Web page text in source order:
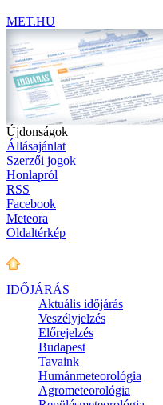
MET.HU
Újdonságok
Állásajánlat
Szerzői jogok
Honlapról
RSS
Facebook
Meteora
Oldaltérkép
IDŐJÁRÁS
Aktuális időjárás
Veszélyjelzés
Előrejelzés
Budapest
Tavaink
Humánmeteorológia
Agrometeorológia